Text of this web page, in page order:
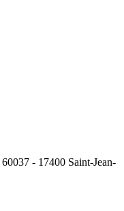
- 17400 Saint-Jean-